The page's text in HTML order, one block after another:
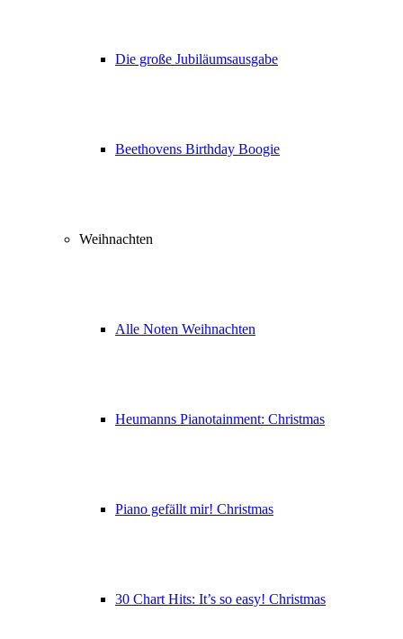
Die große Jubiläumsausgabe
Beethovens Birthday Boogie
Weihnachten
Alle Noten Weihnachten
Heumanns Pianotainment: Christmas
Piano gefällt mir! Christmas
30 Chart Hits: It’s so easy! Christmas